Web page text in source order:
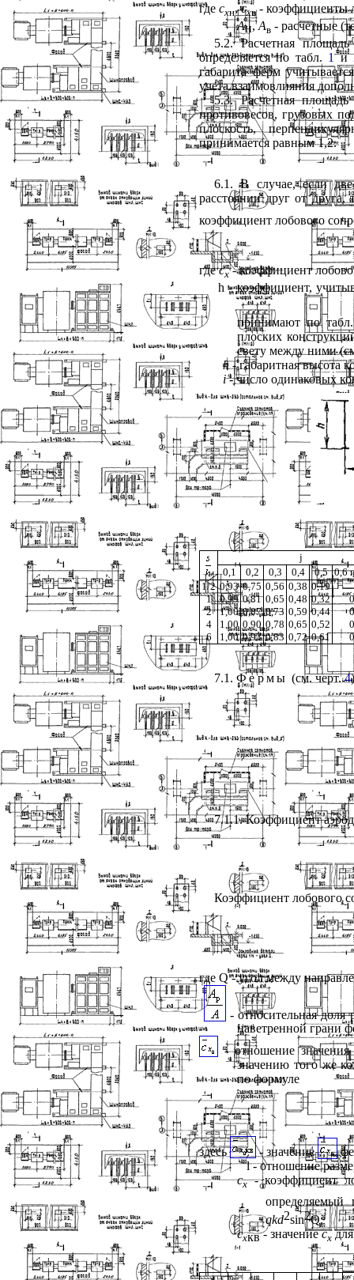
где cxн,cxв- коэффициенты
Ан,Ав - расчетные
5.2. Расчетная
определяется по табл. 1и
габарита ферм
учета взаимовлияния
5.3. Расчетная
противовесов, грузовых
плоскость,
принимается равным 1,2.
6.1. В случае, если
расстоянии друг от
коэффициент лобового
гдеcx -коэффициент
h - коэффициент,
принимают по
плоских
свету между ними
h- габаритная высота
i- число одинаковых
j
0,1
0,2 0,3 0,4 0,5 0,6
1/2 0,93 0,75 0,56 0,38 0,19
1
0,99 0,81 0,65 0,48 0,32
2
1,00 0,87 0,73 0,59 0,44
4
1,00 0,90 0,78 0,65 0,52
6
1,00 0,93 0,83 0,72 0,61
7.1. Фермы (см. черт.4)
7.1.1. Коэффициент
Коэффициент лобового
где Q- угол между
- относительная
наветренной грани
- отношение
значению того же
по формуле
здесь - значение
l- отношение
cx- коэффициент
qkd2sin2Q;
cxкв- значениеcx